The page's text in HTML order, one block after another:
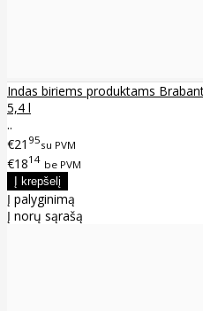
Indas biriems produktams
5,4 l
..
€21 95su PVM
€1814 be PVM
Į palyginimą
Į norų sąrašą